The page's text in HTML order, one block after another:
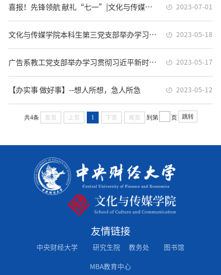
2023-07-01
喜报！先锋领航 献礼“七一”|文化与传媒学院在2021-2023年度“两优一先”表彰中喜获佳绩
2023-05-18
文化与传媒学院本科生第三党支部举办学习贯彻习近平新时代中国特色社会主义思想主题教育专题党课
2023-05-17
广告系教工党支部举办学习贯彻习近平新时代中国特色社会主义思想主题教育专题党课
2023-05-12
【办实事 做好事】--想人所想，急人所急
共4条 首页 上页 1 下页 尾页 到第 页 跳转
友情链接
中央财经大学 研究生院 教务处 图书馆
MBA教育中心